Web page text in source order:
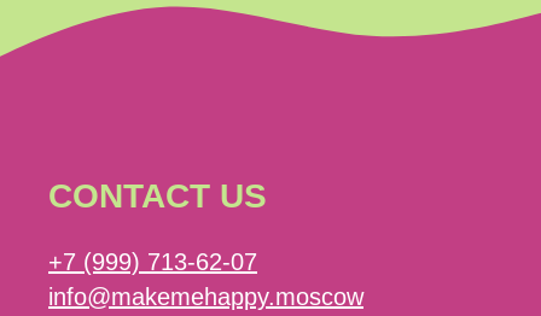
CONTACT US
+7 (999) 713-62-07
info@makemehappy.moscow